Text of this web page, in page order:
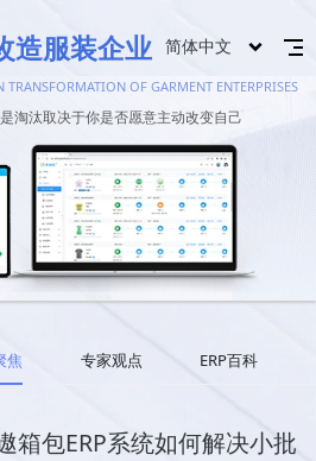
造服装企业 简体中文
OF GARMENT ENTERPRISES
淘汰取决于你是否愿意主动改变自己
焦 专家观点 ERP百科
箱包ERP系统如何解决小批